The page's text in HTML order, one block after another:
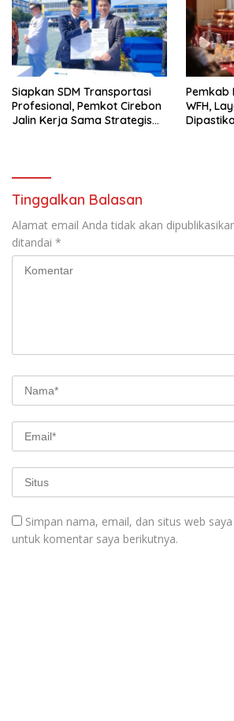
Siapkan SDM Transportasi
Profesional, Pemkot Cirebon
Jalin Kerja Sama Strategis
Pemkab
WFH,
Tinggalkan Balasan
Alamat email Anda tidak akan
ditandai *
Simpan nama, email, dan situs web
untuk komentar saya berikutnya.